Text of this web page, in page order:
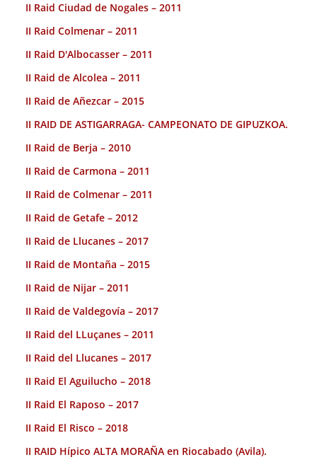
II Raid Ciudad de Nogales – 2011
II Raid Colmenar – 2011
II Raid D'Albocasser – 2011
II Raid de Alcolea – 2011
II Raid de Añezcar – 2015
II RAID DE ASTIGARRAGA- CAMPEONATO DE GIPUZKOA.
II Raid de Berja – 2010
II Raid de Carmona – 2011
II Raid de Colmenar – 2011
II Raid de Getafe – 2012
II Raid de Llucanes – 2017
II Raid de Montaña – 2015
II Raid de Nijar – 2011
II Raid de Valdegovía – 2017
II Raid del LLuçanes – 2011
II Raid del Llucanes – 2017
II Raid El Aguilucho – 2018
II Raid El Raposo – 2017
II Raid El Risco – 2018
II RAID Hípico ALTA MORAÑA en Riocabado (Avila).